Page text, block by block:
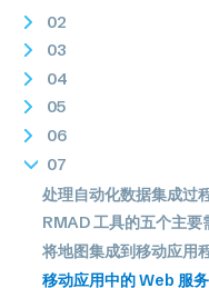
02
03
04
05
06
07
处理自动化数据集成过
RMAD 工具的五个主要
将地图集成到移动应用
移动应用中的 Web 服